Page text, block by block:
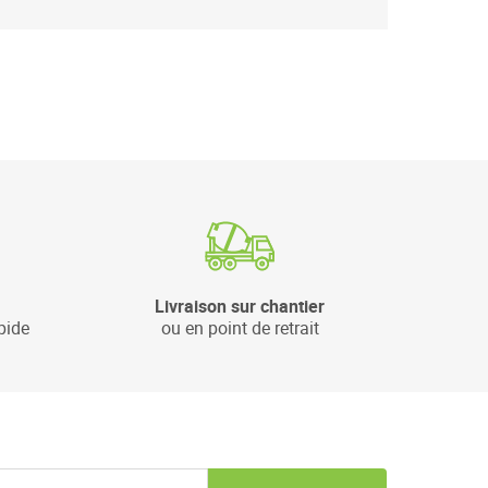
Livraison sur chantier
ou en point de retrait